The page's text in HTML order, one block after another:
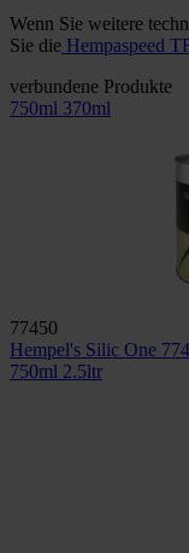
Wenn Sie weitere
Sie die Hempaspeed
verbundene Produkte
750ml 370ml
77450
Hempel's Silic One
750ml 2.5ltr